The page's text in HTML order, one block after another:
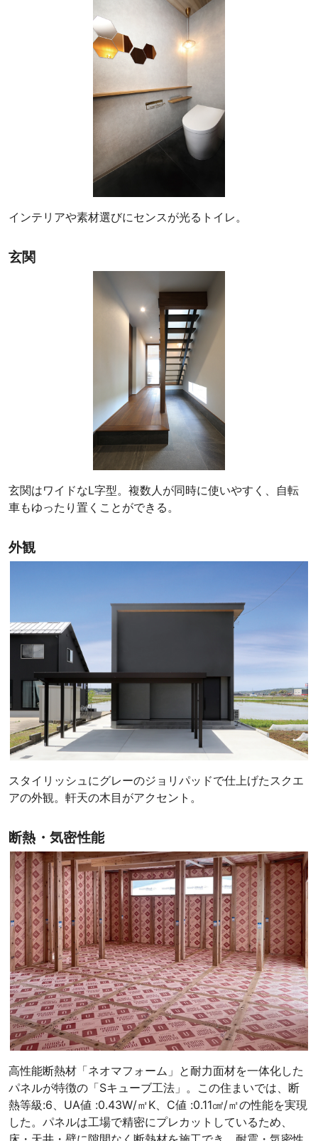
インテリアや素材選びにセンスが光るトイレ。
玄関
玄関はワイドなL字型。複数人が同時に使いやすく、自転
車もゆったり置くことができる。
外観
スタイリッシュにグレーのジョリパッドで仕上げたスクエ
アの外観。軒天の木目がアクセント。
断熱・気密性能
高性能断熱材「ネオマフォーム」と耐力面材を一体化した
パネルが特徴の「Sキューブ工法」。この住まいでは、断
熱等級:6、UA値 :0.43W/㎡K、C値 :0.11㎠/㎡の性能を実現
した。パネルは工場で精密にプレカットしているため、